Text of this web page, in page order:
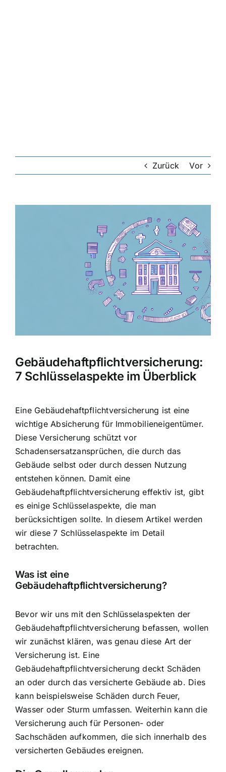
Berufsunfähigkeitsversicherung
Weitere Tarifvergleiche
Zurück Vor
Gebäudehaftpflichtversicherung:
7 Schlüsselaspekte im Überblick
Eine Gebäudehaftpflichtversicherung ist eine
wichtige Absicherung für Immobilieneigentümer.
Diese Versicherung schützt vor
Schadensersatzansprüchen, die durch das
Gebäude selbst oder durch dessen Nutzung
entstehen können. Damit eine
Gebäudehaftpflichtversicherung effektiv ist, gibt
es einige Schlüsselaspekte, die man
berücksichtigen sollte. In diesem Artikel werden
wir diese 7 Schlüsselaspekte im Detail
betrachten.
Was ist eine
Gebäudehaftpflichtversicherung?
Bevor wir uns mit den Schlüsselaspekten der
Gebäudehaftpflichtversicherung befassen, wollen
wir zunächst klären, was genau diese Art der
Versicherung ist. Eine
Gebäudehaftpflichtversicherung deckt Schäden
an oder durch das versicherte Gebäude ab. Dies
kann beispielsweise Schäden durch Feuer,
Wasser oder Sturm umfassen. Weiterhin kann die
Versicherung auch für Personen- oder
Sachschäden aufkommen, die sich innerhalb des
versicherten Gebäudes ereignen.